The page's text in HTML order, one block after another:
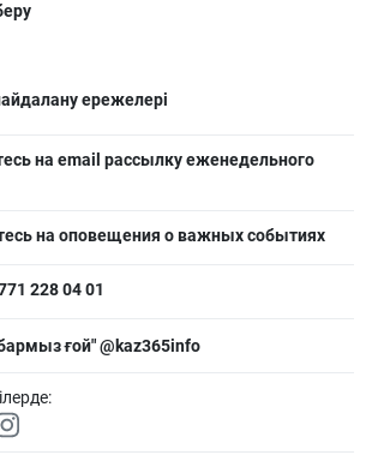
ережелері
на email рассылку еженедельного
на оповещения о важных событиях
228 04 01
ғой" @kaz365info